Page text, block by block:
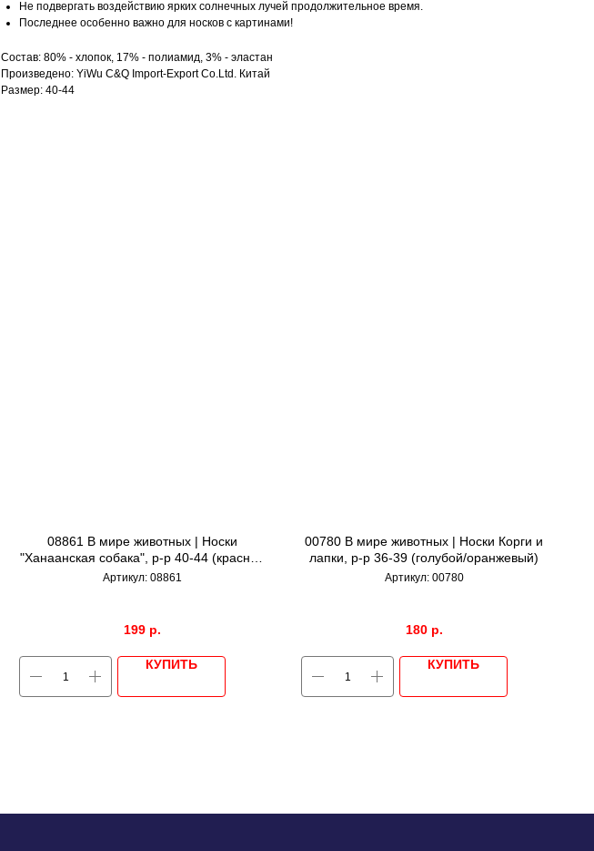
Не подвергать воздействию ярких солнечных лучей продолжительное время.
Последнее особенно важно для носков с картинами!
Состав: 80% - хлопок, 17% - полиамид, 3% - эластан
Произведено: YiWu C&Q Import-Export Co.Ltd. Китай
Размер: 40-44
08861 В мире животных | Носки
"Ханаанская собака", р-р 40-44 (красная
собака)
Артикул: 08861
199 р.
КУПИТЬ
00780 В мире животных | Носки Корги и
лапки, р-р 36-39 (голубой/оранжевый)
Артикул: 00780
180 р.
КУПИТЬ